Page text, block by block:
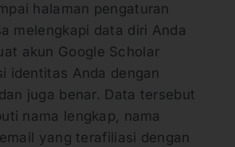
halaman pengaturan
melengkapi data diri Anda
akun Google Scholar
identitas Anda dengan
juga benar. Data tersebut
nama lengkap, nama
yang terafiliasi dengan